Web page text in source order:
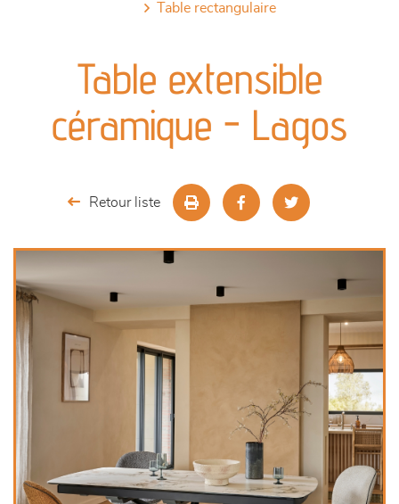
meubles de complément
table rectangulaire
Table extensible
céramique - Lagos
Retour liste